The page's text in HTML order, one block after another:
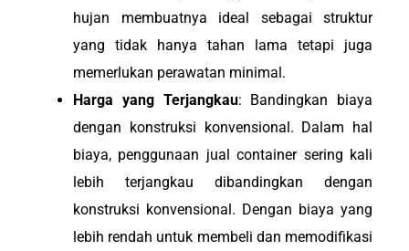
hujan membuatnya ideal sebagai struktur
yang tidak hanya tahan lama tetapi juga
memerlukan perawatan minimal.
Harga yang Terjangkau: Bandingkan biaya
dengan konstruksi konvensional. Dalam hal
biaya, penggunaan jual container sering kali
lebih terjangkau dibandingkan dengan
konstruksi konvensional. Dengan biaya yang
lebih rendah untuk membeli dan memodifikasi